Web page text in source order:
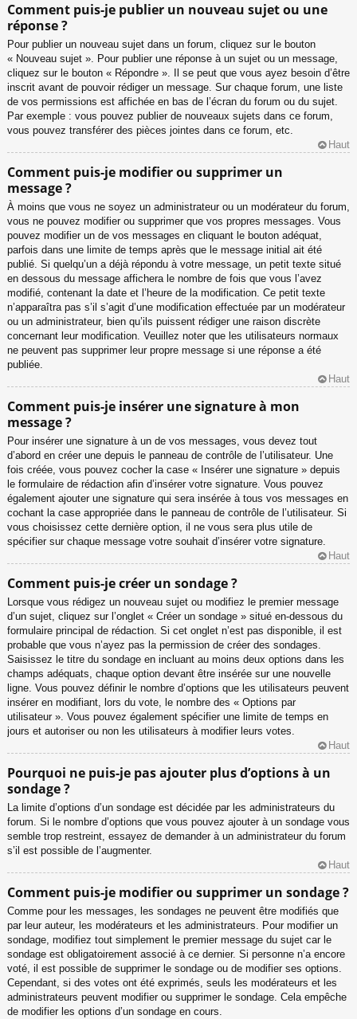
Comment puis-je publier un nouveau sujet ou une
réponse ?
Pour publier un nouveau sujet dans un forum, cliquez sur le bouton
« Nouveau sujet ». Pour publier une réponse à un sujet ou un message,
cliquez sur le bouton « Répondre ». Il se peut que vous ayez besoin d’être
inscrit avant de pouvoir rédiger un message. Sur chaque forum, une liste
de vos permissions est affichée en bas de l’écran du forum ou du sujet.
Par exemple : vous pouvez publier de nouveaux sujets dans ce forum,
vous pouvez transférer des pièces jointes dans ce forum, etc.
Haut
Comment puis-je modifier ou supprimer un
message ?
À moins que vous ne soyez un administrateur ou un modérateur du forum,
vous ne pouvez modifier ou supprimer que vos propres messages. Vous
pouvez modifier un de vos messages en cliquant le bouton adéquat,
parfois dans une limite de temps après que le message initial ait été
publié. Si quelqu’un a déjà répondu à votre message, un petit texte situé
en dessous du message affichera le nombre de fois que vous l’avez
modifié, contenant la date et l’heure de la modification. Ce petit texte
n’apparaîtra pas s’il s’agit d’une modification effectuée par un modérateur
ou un administrateur, bien qu’ils puissent rédiger une raison discrète
concernant leur modification. Veuillez noter que les utilisateurs normaux
ne peuvent pas supprimer leur propre message si une réponse a été
publiée.
Haut
Comment puis-je insérer une signature à mon
message ?
Pour insérer une signature à un de vos messages, vous devez tout
d’abord en créer une depuis le panneau de contrôle de l’utilisateur. Une
fois créée, vous pouvez cocher la case « Insérer une signature » depuis
le formulaire de rédaction afin d’insérer votre signature. Vous pouvez
également ajouter une signature qui sera insérée à tous vos messages en
cochant la case appropriée dans le panneau de contrôle de l’utilisateur. Si
vous choisissez cette dernière option, il ne vous sera plus utile de
spécifier sur chaque message votre souhait d’insérer votre signature.
Haut
Comment puis-je créer un sondage ?
Lorsque vous rédigez un nouveau sujet ou modifiez le premier message
d’un sujet, cliquez sur l’onglet « Créer un sondage » situé en-dessous du
formulaire principal de rédaction. Si cet onglet n’est pas disponible, il est
probable que vous n’ayez pas la permission de créer des sondages.
Saisissez le titre du sondage en incluant au moins deux options dans les
champs adéquats, chaque option devant être insérée sur une nouvelle
ligne. Vous pouvez définir le nombre d’options que les utilisateurs peuvent
insérer en modifiant, lors du vote, le nombre des « Options par
utilisateur ». Vous pouvez également spécifier une limite de temps en
jours et autoriser ou non les utilisateurs à modifier leurs votes.
Haut
Pourquoi ne puis-je pas ajouter plus d’options à un
sondage ?
La limite d’options d’un sondage est décidée par les administrateurs du
forum. Si le nombre d’options que vous pouvez ajouter à un sondage vous
semble trop restreint, essayez de demander à un administrateur du forum
s’il est possible de l’augmenter.
Haut
Comment puis-je modifier ou supprimer un sondage ?
Comme pour les messages, les sondages ne peuvent être modifiés que
par leur auteur, les modérateurs et les administrateurs. Pour modifier un
sondage, modifiez tout simplement le premier message du sujet car le
sondage est obligatoirement associé à ce dernier. Si personne n’a encore
voté, il est possible de supprimer le sondage ou de modifier ses options.
Cependant, si des votes ont été exprimés, seuls les modérateurs et les
administrateurs peuvent modifier ou supprimer le sondage. Cela empêche
de modifier les options d’un sondage en cours.